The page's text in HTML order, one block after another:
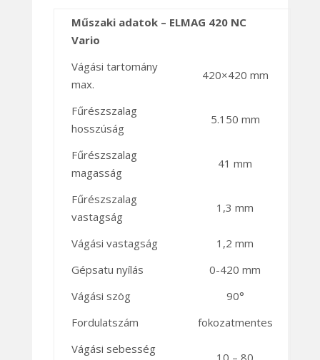
Műszaki adatok – ELMAG 420 NC
Vario
Vágási tartomány
max.
420×420 mm
Fűrészszalag
hosszúság
5.150 mm
Fűrészszalag
magasság
41 mm
Fűrészszalag
vastagság
1,3 mm
Vágási vastagság
1,2 mm
Gépsatu nyílás
0-420 mm
Vágási szög
90°
Fordulatszám
fokozatmentes
Vágási sebesség